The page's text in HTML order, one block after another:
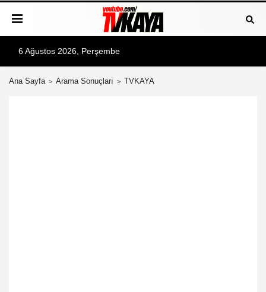
6 Ağustos 2026, Perşembe
Ana Sayfa Arama Sonuçları TVKAYA